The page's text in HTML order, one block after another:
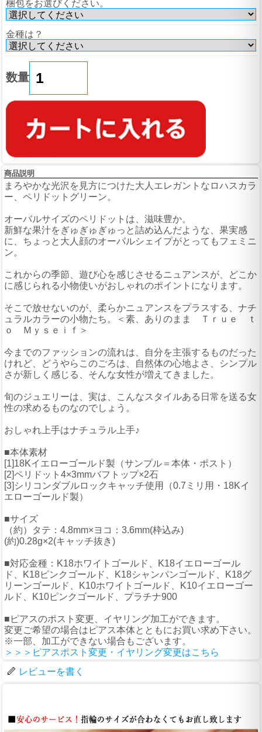
梱包をお選びください。
金種は？
数量
商品説明
まろやかな光沢を見方につけた大人エレガントなロハスカラ
ー、ペリドットグリーン。
オーバルサイズのペリドットは、滋味豊か。
新鮮な果汁をぎゅぎゅぎゅっと詰め込んだような、果実感
に、ちょっと大人顔のオーバルシェイプがとってもフェミニ
ン。
これからの季節、遊び心を感じさせるニュアンスが、どこか
に感じられる小物使いがおしゃれのポイントになります。
そこで放せないのが、柔らかニュアンスをプラスする、ナチ
ュラルカラーの小物たち。＜素、ありのまま Ｔｒｕｅ ｔ
ｏ Ｍｙｓｅｉｆ＞
今までのファッションの流れは、自分を主張するものだった
けれど、どうやらこのごろは、自然体の心地よさ、シンプル
さが新しく感じる、そんな女性が増えてきました。
旬のジュエリーは、実は、こんなスタイルある日常を送る女
性の求めるものなのでしょう。
おしゃれ上手はナチュラル上手♪
■本体素材
[1]18Kイエローゴールド製（サンプル＝本体・ポスト）
[2]ペリドット4×3mmバフトップ×2石
[3]シリコンダブルロックキャッチ使用（0.7ミリ用・18Kイ
エローゴールド製）
■サイズ
（約）タテ：4.8mm×ヨコ：3.6mm(枠込み)
(約)0.28g×2(キャッチ抜き)
■対応金種：K18ホワイトゴールド、K18イエローゴール
ド、K18ピンクゴールド、K18シャンパンゴールド、K18グ
リーンゴールド、K10ホワイトゴールド、K10イエローゴー
ルド、K10ピンクゴールド、プラチナ900
■ピアスのポスト変更、イヤリング加工ができます。
変更ご希望の場合はピアス本体とともにお買い求め下さい。
※一部、加工ができない場合もございます。
＞＞＞ピアスポスト変更・イヤリング変更はこちら
レビューを書く